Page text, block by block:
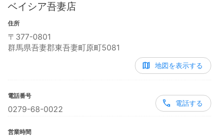
ベイシア吾妻店
住所
〒 377-0801
群馬県吾妻郡東吾妻町原町5081
地図を表示する
電話番号
0279-68-0022
電話する
営業時間